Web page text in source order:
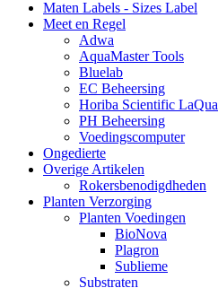
Maten Labels - Sizes Label
Meet en Regel
Adwa
AquaMaster Tools
Bluelab
EC Beheersing
Horiba Scientific LaQua
PH Beheersing
Voedingscomputer
Ongedierte
Overige Artikelen
Rokersbenodigdheden
Planten Verzorging
Planten Voedingen
BioNova
Plagron
Sublieme
Substraten